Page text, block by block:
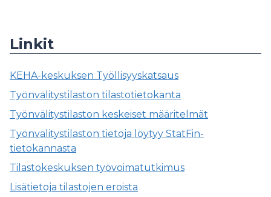
Linkit
KEHA-keskuksen Työllisyyskatsaus
Työnvälitystilaston tilastotietokanta
Työnvälitystilaston keskeiset määritelmät
Työnvälitystilaston tietoja löytyy StatFin-
tietokannasta
Tilastokeskuksen työvoimatutkimus
Lisätietoja tilastojen eroista